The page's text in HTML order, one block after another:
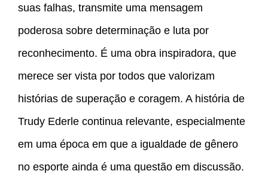
suas falhas, transmite uma mensagem
poderosa sobre determinação e luta por
reconhecimento. É uma obra inspiradora, que
merece ser vista por todos que valorizam
histórias de superação e coragem. A história de
Trudy Ederle continua relevante, especialmente
em uma época em que a igualdade de gênero
no esporte ainda é uma questão em discussão.